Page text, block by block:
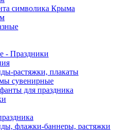
символика Крыма
- Праздники
растяжки, плакаты
сувенирные
для праздника
флажки-баннеры, растяжки